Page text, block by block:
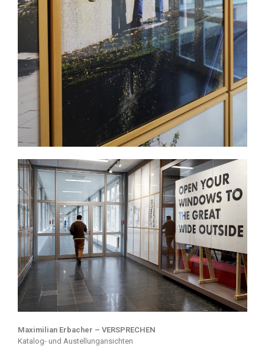
Maximilian Erbacher – VERSPRECHEN
Katalog- und Austellungansichten